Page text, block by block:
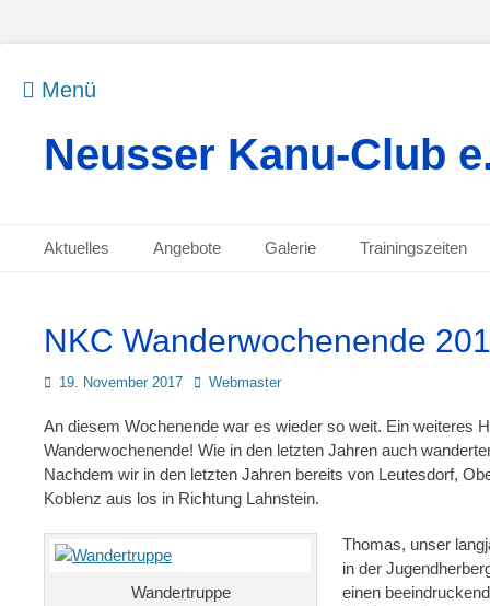
Menü
Neusser Kanu-Club
Primäres Menü
Inhalt
Aktuelles Angebote Galerie Trainingszeiten
springen
NKC Wanderwochenende
Posted
19. November 2017 AutorWebmaster
An diesem Wochenende war es wieder so weit. Ein weiteres
Wanderwochenende! Wie in den letzten Jahren auch
Nachdem wir in den letzten Jahren bereits von Leutesdorf,
Koblenz aus los in Richtung Lahnstein.
Wandertruppe
Thomas, unser
in der
einen